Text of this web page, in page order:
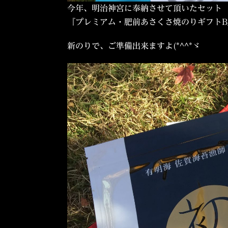
今年、明治神宮に奉納させて頂いたセット
『プレミアム・肥前あさくさ焼のりギフト
新のりで、ご準備出来ますよ(*^^*ゞ